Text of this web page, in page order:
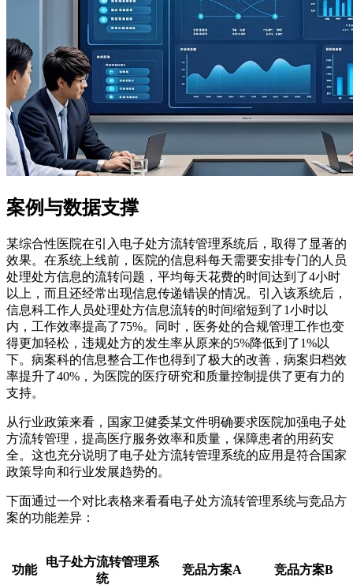
案例与数据支撑
某综合性医院在引入电子处方流转管理系统后，取得了显著的
效果。在系统上线前，医院的信息科每天需要安排专门的人员
处理处方信息的流转问题，平均每天花费的时间达到了4小时
以上，而且还经常出现信息传递错误的情况。引入该系统后，
信息科工作人员处理处方信息流转的时间缩短到了1小时以
内，工作效率提高了75%。同时，医务处的合规管理工作也变
得更加轻松，违规处方的发生率从原来的5%降低到了1%以
下。病案科的信息整合工作也得到了极大的改善，病案归档效
率提升了40%，为医院的医疗研究和质量控制提供了更有力的
支持。
从行业政策来看，国家卫健委某文件明确要求医院加强电子处
方流转管理，提高医疗服务效率和质量，保障患者的用药安
全。这也充分说明了电子处方流转管理系统的应用是符合国家
政策导向和行业发展趋势的。
下面通过一个对比表格来看看电子处方流转管理系统与竞品方
案的功能差异：
功能
电子处方流转管理系
统
竞品方案A 竞品方案B